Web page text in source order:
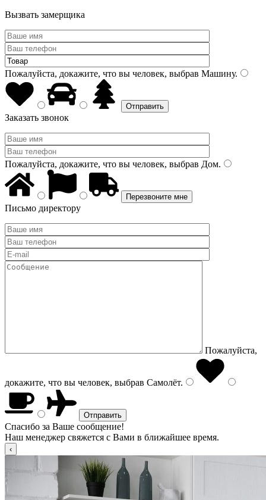
Вызвать замерщика
Пожалуйста, докажите, что вы человек, выбрав Машину.
Заказать звонок
Пожалуйста, докажите, что вы человек, выбрав Дом.
Письмо директору
Пожалуйста,
докажите, что вы человек, выбрав Самолёт.
Спасибо за Ваше сообщение!
Наш менеджер свяжется с Вами в ближайшее время.